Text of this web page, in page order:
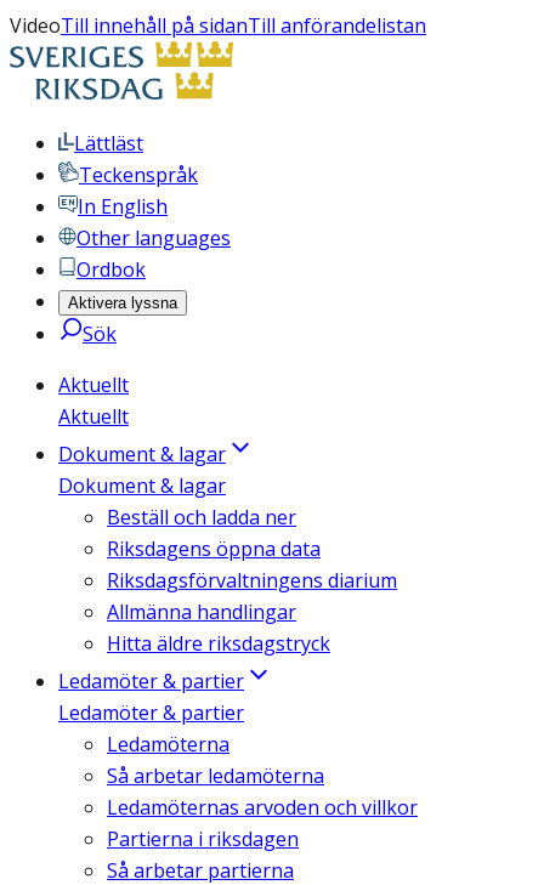
VideoTill innehåll på sidanTill anförandelistan
Lättläst
Teckenspråk
In English
Other languages
Ordbok
Aktivera lyssna
Sök
Aktuellt
Aktuellt
Dokument & lagar
Dokument & lagar
Beställ och ladda ner
Riksdagens öppna data
Riksdagsförvaltningens diarium
Allmänna handlingar
Hitta äldre riksdagstryck
Ledamöter & partier
Ledamöter & partier
Ledamöterna
Så arbetar ledamöterna
Ledamöternas arvoden och villkor
Partierna i riksdagen
Så arbetar partierna